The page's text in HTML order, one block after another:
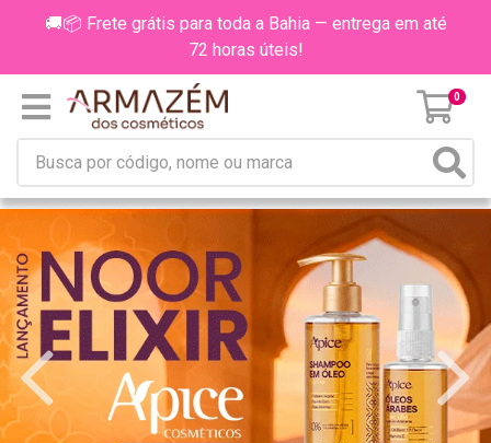
🚚📦 Frete grátis para toda a Bahia — entrega em até
72 horas úteis!
0